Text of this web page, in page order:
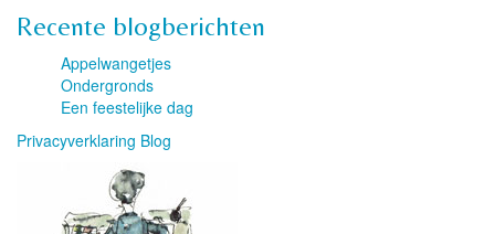
Recente blogberichten
Appelwangetjes
Ondergronds
Een feestelijke dag
Privacyverklaring Blog